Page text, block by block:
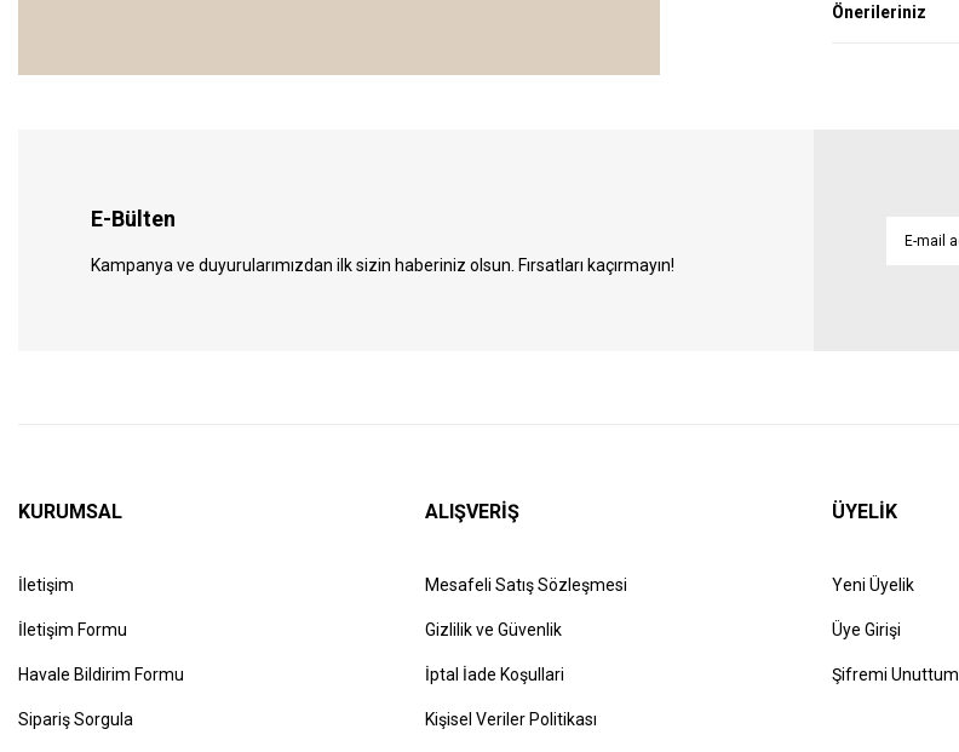
Önerileriniz
E-Bülten
Kampanya ve duyurularımızdan ilk sizin haberiniz olsun. Fırsatları kaçırmayın!
KURUMSAL
İletişim
İletişim Formu
Havale Bildirim Formu
Sipariş Sorgula
ALIŞVERİŞ
Mesafeli Satış Sözleşmesi
Gizlilik ve Güvenlik
İptal İade Koşullari
Kişisel Veriler Politikası
ÜYELİK
Yeni Üyelik
Üye Girişi
Şifremi Unuttum